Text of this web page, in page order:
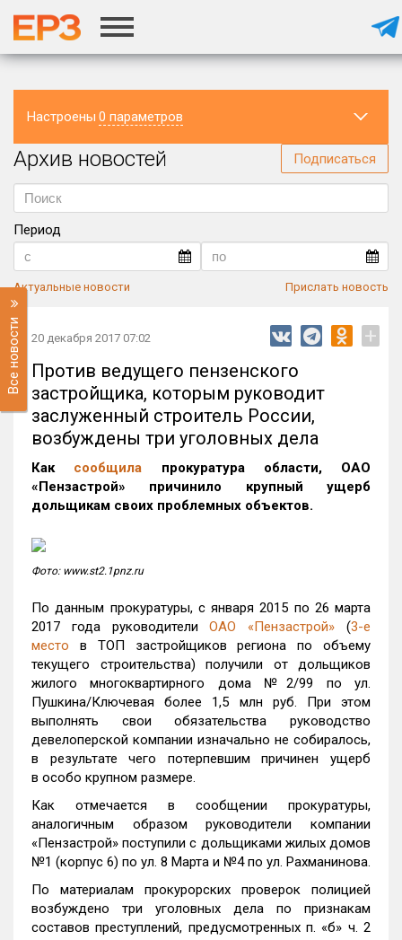
Настроены 0 параметров
Регион
Архив новостей Подписаться
Период
Актуальные новости Прислать новость
Все новости 20 декабря 2017 07:02 +
Против ведущего пензенского
застройщика, которым руководит
заслуженный строитель России,
возбуждены три уголовных дела
Как сообщила прокуратура области, ОАО
«Пензастрой» причинило крупный ущерб
дольщикам своих проблемных объектов.
Фото: www.st2.1pnz.ru
По данным прокуратуры, с января 2015 по 26 марта
2017 года руководителиОАО «Пензастрой» (3-е
место в ТОП застройщиков региона по объему
текущего строительства) получили от дольщиков
жилого многоквартирного дома №2/99 по ул.
Пушкина/Ключевая более 1,5 млн руб. При этом
выполнять свои обязательства руководство
девелоперской компании изначально не собиралось,
в результате чего потерпевшим причинен ущерб
в особо крупном размере.
Как отмечается в сообщении прокуратуры,
аналогичным образом руководители компании
«Пензастрой» поступили с дольщиками жилых домов
№1 (корпус 6) по ул. 8 Марта и №4 по ул. Рахманинова.
По материалам прокурорских проверок полицией
возбуждено три уголовных дела по признакам
составов преступлений, предусмотренных п. «б» ч. 2